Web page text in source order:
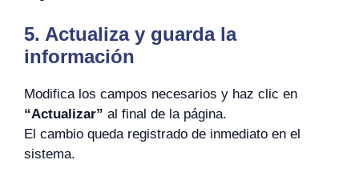
5. Actualiza y guarda la
información
Modifica los campos necesarios y haz clic en
“Actualizar” al final de la página.
El cambio queda registrado de inmediato en el
sistema.